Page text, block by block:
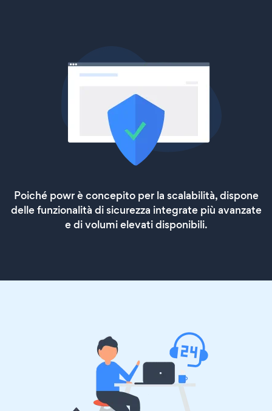
Poiché powr è concepito per la scalabilità, dispone
delle funzionalità di sicurezza integrate più avanzate
e di volumi elevati disponibili.